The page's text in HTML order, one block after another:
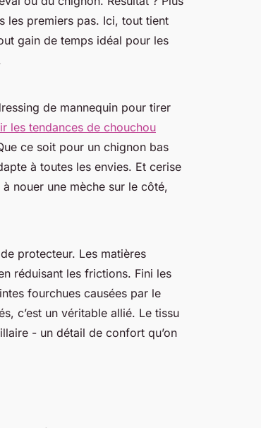
les premiers pas. Ici, tout tient
gain de temps idéal pour les
de mannequin pour tirer
les tendances de chouchou
ce soit pour un chignon bas
à toutes les envies. Et cerise
nouer une mèche sur le côté,
protecteur. Les matières
réduisant les frictions. Fini les
fourchues causées par le
c’est un véritable allié. Le tissu
- un détail de confort qu’on